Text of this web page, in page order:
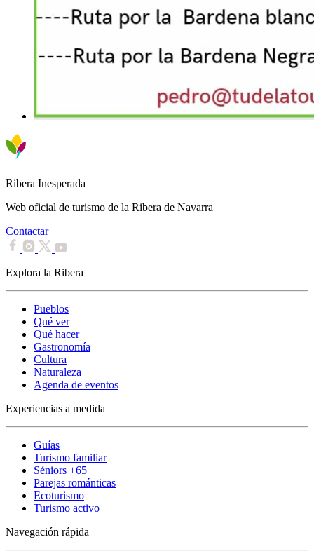
Ribera Inesperada
Web oficial de turismo de la Ribera de Navarra
Contactar
Explora la Ribera
Pueblos
Qué ver
Qué hacer
Gastronomía
Cultura
Naturaleza
Agenda de eventos
Experiencias a medida
Guías
Turismo familiar
Séniors +65
Parejas románticas
Ecoturismo
Turismo activo
Navegación rápida